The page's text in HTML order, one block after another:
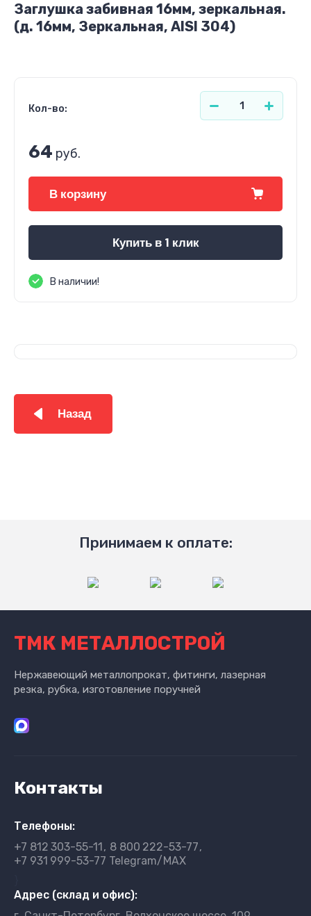
Заглушка забивная 16мм, зеркальная.
(д. 16мм, Зеркальная, AISI 304)
Кол-во:
64 руб.
В корзину
Купить в 1 клик
В наличии!
Назад
Принимаем к оплате:
ТМК МЕТАЛЛОСТРОЙ
Нержавеющий металлопрокат, фитинги, лазерная
резка, рубка, изготовление поручней
Контакты
Телефоны:
+7 812 303-55-11 8 800 222-53-77
+7 931 999-53-77 Telegram/MAX
Адрес (склад и офис):